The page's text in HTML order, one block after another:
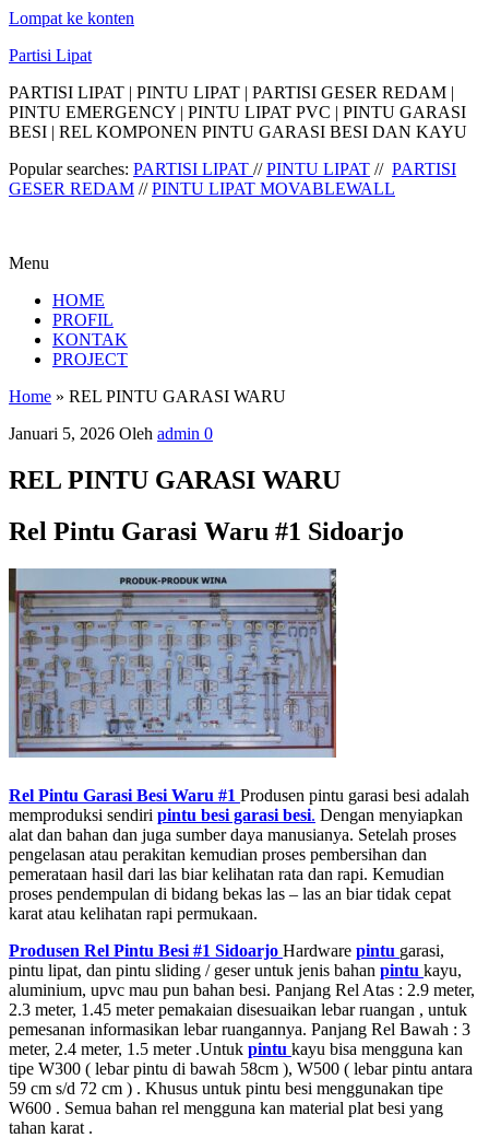
Lompat ke konten
Partisi Lipat
PARTISI LIPAT | PINTU LIPAT | PARTISI GESER REDAM |
PINTU EMERGENCY | PINTU LIPAT PVC | PINTU GARASI
BESI | REL KOMPONEN PINTU GARASI BESI DAN KAYU
Popular searches: PARTISI LIPAT //PINTU LIPAT // PARTISI
GESER REDAM //PINTU LIPAT MOVABLEWALL
Menu
HOME
PROFIL
KONTAK
PROJECT
Home » REL PINTU GARASI WARU
Januari 5, 2026 Oleh admin 0
REL PINTU GARASI WARU
Rel Pintu Garasi Waru #1 Sidoarjo
Rel Pintu Garasi Besi Waru #1 Produsen pintu garasi besi adalah
memproduksi sendiri pintu besi garasi besi. Dengan menyiapkan
alat dan bahan dan juga sumber daya manusianya. Setelah proses
pengelasan atau perakitan kemudian proses pembersihan dan
pemerataan hasil dari las biar kelihatan rata dan rapi. Kemudian
proses pendempulan di bidang bekas las – las an biar tidak cepat
karat atau kelihatan rapi permukaan.
Produsen Rel Pintu Besi #1 Sidoarjo Hardware pintu garasi,
pintu lipat, dan pintu sliding / geser untuk jenis bahan pintu kayu,
aluminium, upvc mau pun bahan besi. Panjang Rel Atas : 2.9 meter,
2.3 meter, 1.45 meter pemakaian disesuaikan lebar ruangan , untuk
pemesanan informasikan lebar ruangannya. Panjang Rel Bawah : 3
meter, 2.4 meter, 1.5 meter .Untuk pintu kayu bisa mengguna kan
tipe W300 ( lebar pintu di bawah 58cm ), W500 ( lebar pintu antara
59 cm s/d 72 cm ) . Khusus untuk pintu besi menggunakan tipe
W600 . Semua bahan rel mengguna kan material plat besi yang
tahan karat .